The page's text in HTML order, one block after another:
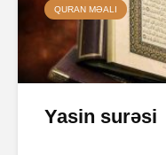
QURAN MƏALI
Yasin surəsi